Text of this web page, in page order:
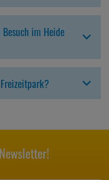
im Heide